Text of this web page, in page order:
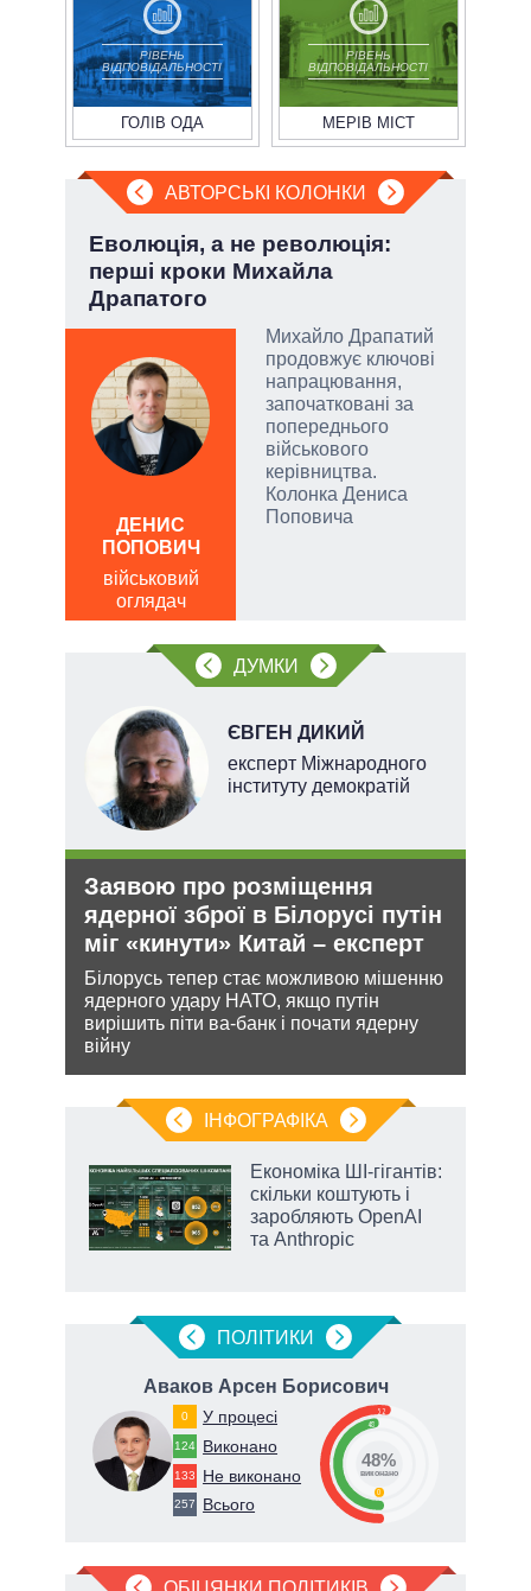
РІВЕНЬ
ВІДПОВІДАЛЬНОСТІ
ГОЛІВ ОДА
РІВЕНЬ
ВІДПОВІДАЛЬНОСТІ
МЕРІВ МІСТ
АВТОРСЬКІ КОЛОНКИ
Еволюція, а не революція:
перші кроки Михайла
Драпатого
Михайло Драпатий
продовжує ключові
напрацювання,
започатковані за
попереднього
військового
керівництва.
Колонка Дениса
Поповича
ДЕНИС
ПОПОВИЧ
військовий
оглядач
ДУМКИ
ЄВГЕН ДИКИЙ
експерт Міжнародного
інституту демократій
Заявою про розміщення
ядерної зброї в Білорусі путін
міг «кинути» Китай – експерт
Білорусь тепер стає можливою мішенню
ядерного удару НАТО, якщо путін
вирішить піти ва-банк і почати ядерну
війну
ІНФОГРАФІКА
Економіка ШІ-гігантів:
скільки коштують і
заробляють OpenAI
та Anthropic
ПОЛIТИКИ
Аваков Арсен Борисович
0 У процесі
124 Виконано
133 Не виконано
257 Всього
52
48
0
48%
виконано